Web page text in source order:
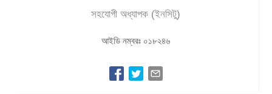
সহযোগী অধ্যাপক (ইনসিটু)
আইডি নম্বরঃ ০১৮২৪৬